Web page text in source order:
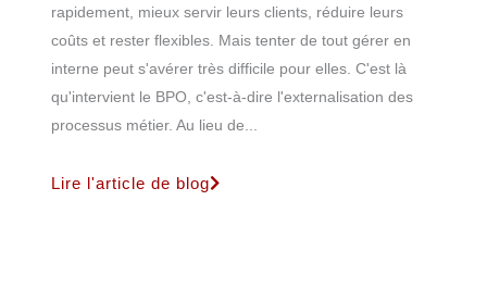
rapidement, mieux servir leurs clients, réduire leurs
coûts et rester flexibles. Mais tenter de tout gérer en
interne peut s'avérer très difficile pour elles. C'est là
qu'intervient le BPO, c'est-à-dire l'externalisation des
processus métier. Au lieu de...
Lire l'article de blog